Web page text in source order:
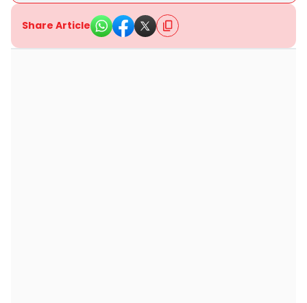
Share Article